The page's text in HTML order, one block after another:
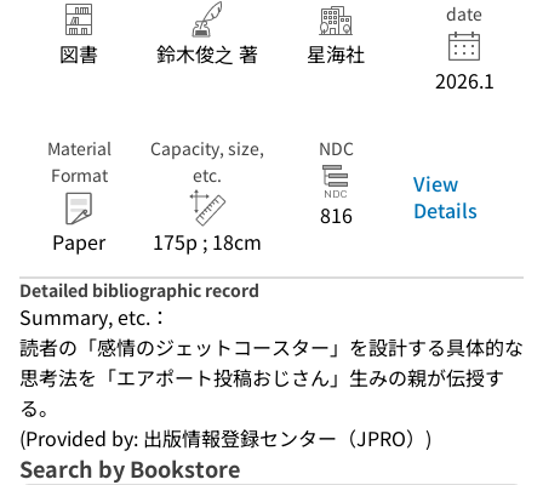
図書 鈴木俊之 著 星海社
date
2026.1
Material
Format
Paper
Capacity, size,
etc.
175p ; 18cm
NDC
816
View
Details
Detailed bibliographic record
Summary, etc.：
読者の「感情のジェットコースター」を設計する具体的な
思考法を「エアポート投稿おじさん」生みの親が伝授す
る。
(Provided by: 出版情報登録センター（JPRO）)
Search by Bookstore